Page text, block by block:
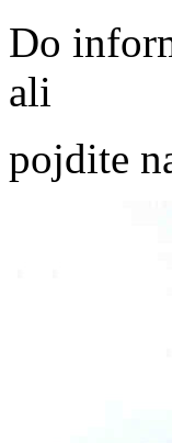
Do
ali
pojdite